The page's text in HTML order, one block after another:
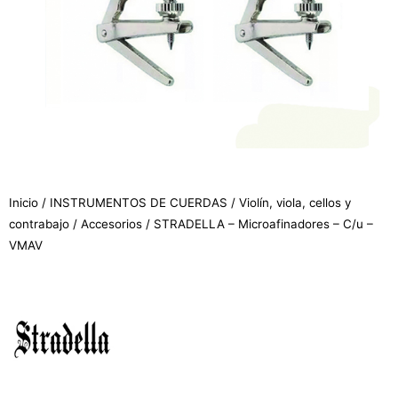
Inicio / INSTRUMENTOS DE CUERDAS / Violín, viola, cellos y
contrabajo / Accesorios / STRADELLA – Microafinadores – C/u –
VMAV